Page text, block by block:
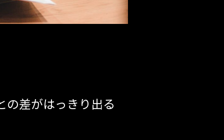
の差がはっきり出る